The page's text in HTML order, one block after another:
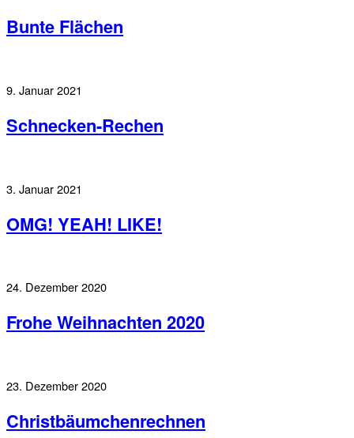
Bunte Flächen
9. Januar 2021
Schnecken-Rechen
3. Januar 2021
OMG! YEAH! LIKE!
24. Dezember 2020
Frohe Weihnachten 2020
23. Dezember 2020
Christbäumchenrechnen